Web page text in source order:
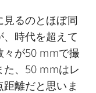
見るのとほぼ同
、時代を超えて
々が50 mmで撮
た、50 mmはレ
離だと思いま